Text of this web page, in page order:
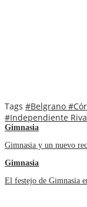
Tags #Belgrano
#Independiente
Gimnasia
Gimnasia y un nuevo
Gimnasia
El festejo de Gimnasia